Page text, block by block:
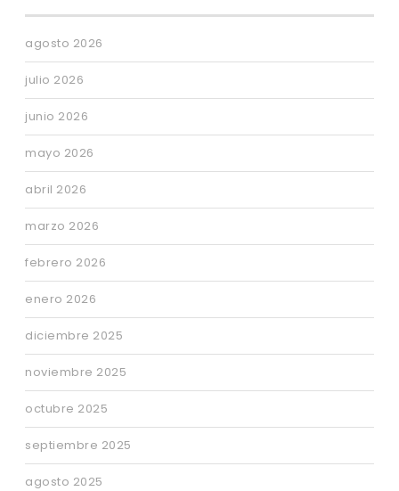
agosto 2026
julio 2026
junio 2026
mayo 2026
abril 2026
marzo 2026
febrero 2026
enero 2026
diciembre 2025
noviembre 2025
octubre 2025
septiembre 2025
agosto 2025